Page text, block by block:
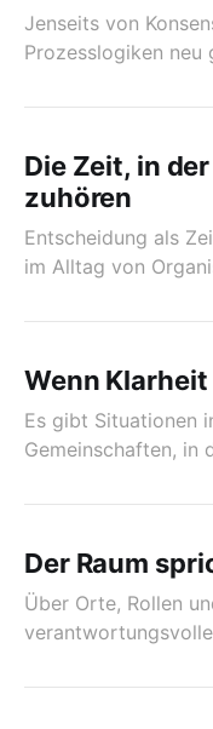
Jenseits von
Prozesslogiken neu
Die Zeit, in
zuhören
Entscheidung als
im Alltag von
Wenn
Es gibt Situationen
Gemeinschaften, in
Der Raum
Über Orte, Rollen